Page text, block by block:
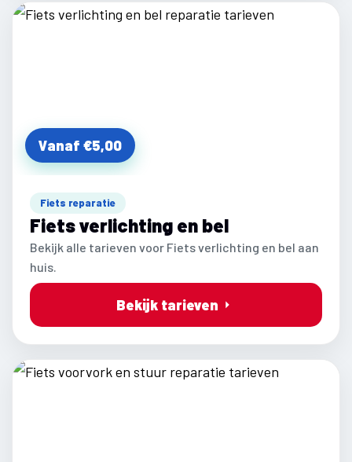
Vanaf €5,00
Fiets reparatie
Fiets verlichting en bel
Bekijk alle tarieven voor Fiets verlichting en bel aan
huis.
Bekijk tarieven